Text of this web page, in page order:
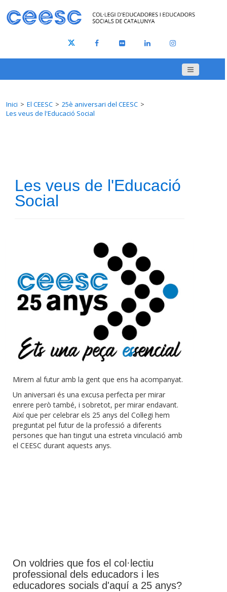
Inici El CEESC
25è aniversari del CEESC
Les veus de l'Educació Social
Les veus de l'Educació
Social
Mirem al futur amb la gent que ens ha acompanyat.
Un aniversari és una excusa perfecta per mirar
enrere però també, i sobretot, per mirar endavant.
Així que per celebrar els 25 anys del Col·legi hem
preguntat pel futur de la professió a diferents
persones que han tingut una estreta vinculació amb
el CEESC durant aquests anys.
On voldries que fos el col·lectiu
professional dels educadors i les
educadores socials d'aquí a 25 anys?